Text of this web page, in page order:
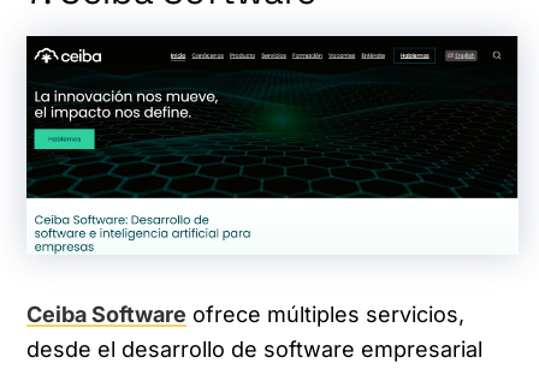
Ceiba Software ofrece múltiples servicios,
desde el desarrollo de software empresarial